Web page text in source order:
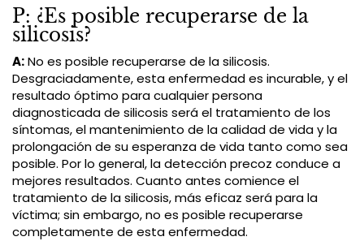
P: ¿Es posible recuperarse de la
silicosis?
A:No es posible recuperarse de la silicosis.
Desgraciadamente, esta enfermedad es incurable, y el
resultado óptimo para cualquier persona
diagnosticada de silicosis será el tratamiento de los
síntomas, el mantenimiento de la calidad de vida y la
prolongación de su esperanza de vida tanto como sea
posible. Por lo general, la detección precoz conduce a
mejores resultados. Cuanto antes comience el
tratamiento de la silicosis, más eficaz será para la
víctima; sin embargo, no es posible recuperarse
completamente de esta enfermedad.